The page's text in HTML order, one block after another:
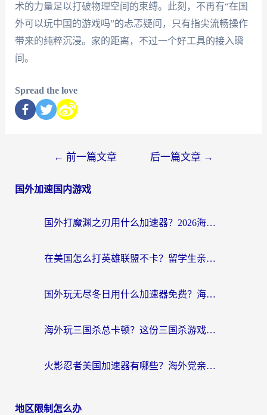
术的力量足以打破物理空间的束缚。此刻，不再有“在国
外可以玩中国的游戏吗”的忐忑疑问，只有指尖流畅操作
带来的纯粹沉浸。家的距离，不过一个好工具的接入瞬
间。
Spread the love
← 前一篇文章 后一篇文章 →
国外加速国内游戏
国外打魔渊之刃用什么加速器？2026海外玩家国服游戏加速全攻略（附闪耀暖暖&复苏的魔女避坑指南）
在美国怎么打英雄联盟不卡？留学生亲测的国服游戏加速全攻略
国外玩无尽冬日用什么加速器免费？海外党国服游戏加速避坑指南
海外玩三国杀总卡顿？这份三国杀游戏加速器指南帮你告别延迟烦恼
火影忍者美国加速器有哪些？海外党亲测的国服游戏加速全攻略（含菲律宾玩三国之刃守望黎明技巧）
地区限制怎么办